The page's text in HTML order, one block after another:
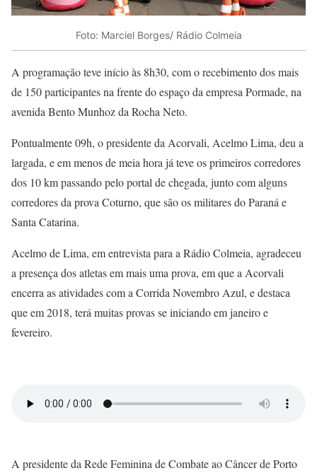
Foto: Marciel Borges/ Rádio Colmeia
A programação teve início às 8h30, com o recebimento dos mais
de 150 participantes na frente do espaço da empresa Pormade, na
avenida Bento Munhoz da Rocha Neto.
Pontualmente 09h, o presidente da Acorvali, Acelmo Lima, deu a
largada, e em menos de meia hora já teve os primeiros corredores
dos 10 km passando pelo portal de chegada, junto com alguns
corredores da prova Coturno, que são os militares do Paraná e
Santa Catarina.
Acelmo de Lima, em entrevista para a Rádio Colmeia, agradeceu
a presença dos atletas em mais uma prova, em que a Acorvali
encerra as atividades com a Corrida Novembro Azul, e destaca
que em 2018, terá muitas provas se iniciando em janeiro e
fevereiro.
A presidente da Rede Feminina de Combate ao Câncer de Porto